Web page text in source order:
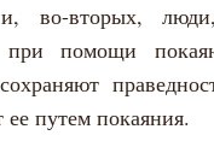
во-вторых,
при помощи
путем покаяния.